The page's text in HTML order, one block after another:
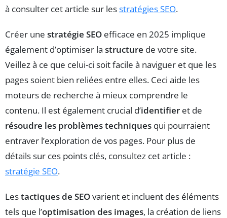
à consulter cet article sur lesstratégies SEO.
Créer une stratégie SEO efficace en 2025 implique
également d’optimiser la structure de votre site.
Veillez à ce que celui-ci soit facile à naviguer et que les
pages soient bien reliées entre elles. Ceci aide les
moteurs de recherche à mieux comprendre le
contenu. Il est également crucial d’identifier et de
résoudre les problèmes techniques qui pourraient
entraver l’exploration de vos pages. Pour plus de
détails sur ces points clés, consultez cet article :
stratégie SEO.
Lestactiques de SEOvarient et incluent des éléments
tels que l’optimisation des images, la création de liens